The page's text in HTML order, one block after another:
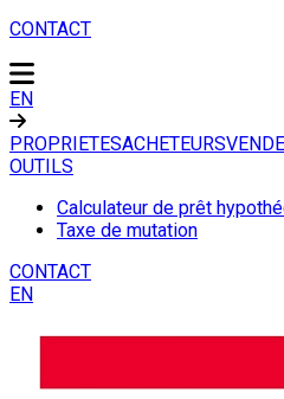
CONTACT
EN
PROPRIETESACHETEURS
OUTILS
Calculateur de prêt
Taxe de mutation
CONTACT
EN